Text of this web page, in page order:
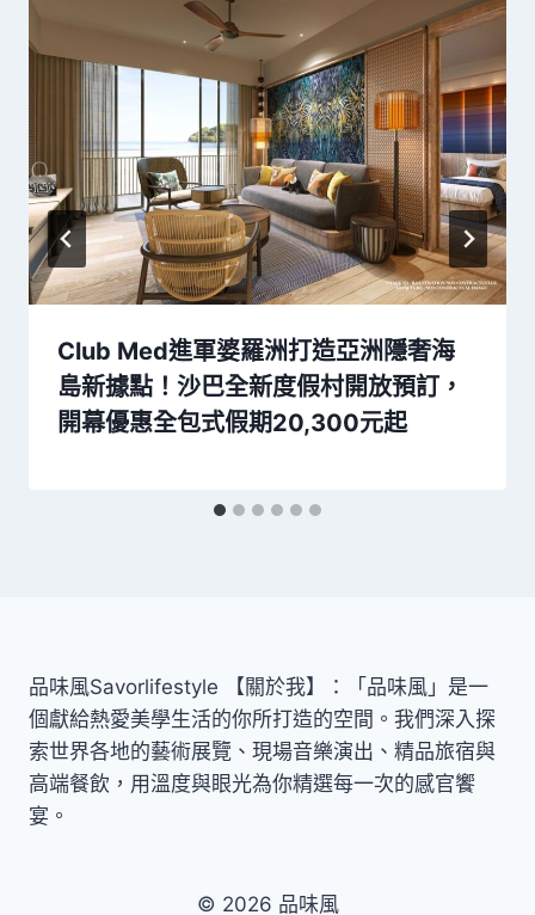
Club Med進軍婆羅洲打造亞洲隱奢海
島新據點！沙巴全新度假村開放預訂，
開幕優惠全包式假期20,300元起
品味風Savorlifestyle 【關於我】：「品味風」是一
個獻給熱愛美學生活的你所打造的空間。我們深入探
索世界各地的藝術展覽、現場音樂演出、精品旅宿與
高端餐飲，用溫度與眼光為你精選每一次的感官饗
宴。
© 2026 品味風